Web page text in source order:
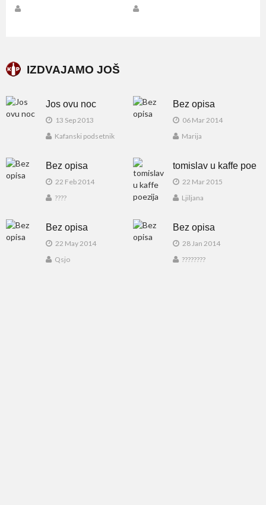
IZDVAJAMO JOŠ
Jos ovu noc
13 Sep 2013
Kafanski podsetnik
Bez opisa
06 Mar 2014
Marija
Bez opisa
22 Feb 2014
????
tomislav u kaffe poe
22 Mar 2015
Ljiljana
Bez opisa
22 May 2014
Qsjo
Bez opisa
28 Jan 2014
????????